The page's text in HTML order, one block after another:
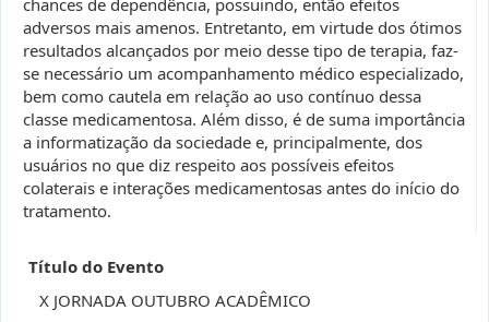
chances de dependência, possuindo, então efeitos
adversos mais amenos. Entretanto, em virtude dos ótimos
resultados alcançados por meio desse tipo de terapia, faz-
se necessário um acompanhamento médico especializado,
bem como cautela em relação ao uso contínuo dessa
classe medicamentosa. Além disso, é de suma importância
a informatização da sociedade e, principalmente, dos
usuários no que diz respeito aos possíveis efeitos
colaterais e interações medicamentosas antes do início do
tratamento.
Título do Evento
X JORNADA OUTUBRO ACADÊMICO